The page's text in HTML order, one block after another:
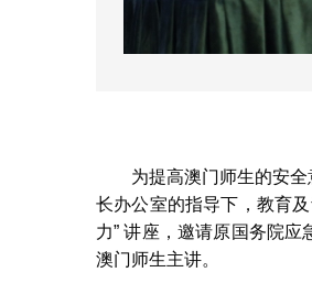
为提高澳门师生的安
长办公室的指导下，教育
力” 讲座，邀请原国务院
澳门师生主讲。